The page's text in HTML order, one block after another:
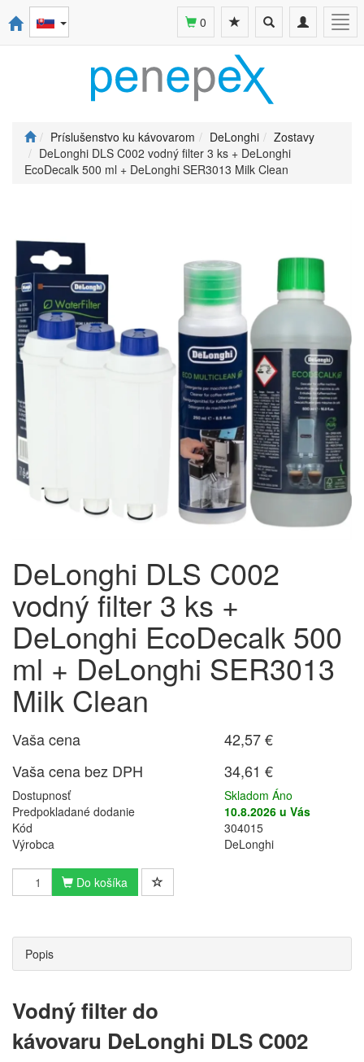
Toggle
navigation
Toggle
search
0
Príslušenstvo ku kávovarom DeLonghi
Zostavy
DeLonghi DLS C002 vodný filter 3 ks + DeLonghi
EcoDecalk 500 ml + DeLonghi SER3013 Milk Clean
DeLonghi DLS C002
vodný filter 3 ks +
DeLonghi EcoDecalk 500
ml + DeLonghi SER3013
Milk Clean
Vaša cena
42,57 €
Vaša cena bez DPH
34,61 €
Dostupnosť
Skladom Áno
Predpokladané dodanie
10.8.2026 u Vás
Kód
304015
Výrobca
DeLonghi
Do košíka
Popis
Vodný filter do
kávovaru DeLonghi DLS C002